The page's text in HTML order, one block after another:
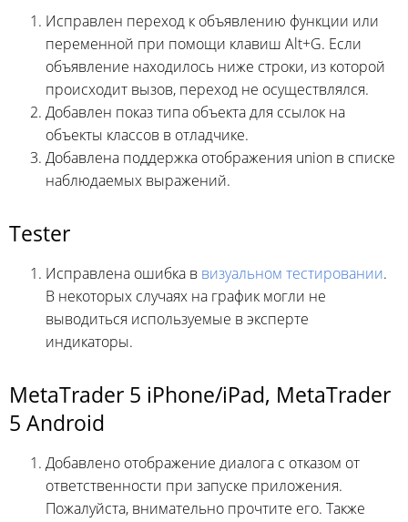
Исправлен переход к объявлению функции или
переменной при помощи клавиш Alt+G. Если
объявление находилось ниже строки, из которой
происходит вызов, переход не осуществлялся.
Добавлен показ типа объекта для ссылок на
объекты классов в отладчике.
Добавлена поддержка отображения union в списке
наблюдаемых выражений.
Tester
Исправлена ошибка в визуальном тестировании.
В некоторых случаях на график могли не
выводиться используемые в эксперте
индикаторы.
MetaTrader 5 iPhone/iPad, MetaTrader
5 Android
Добавлено отображение диалога с отказом от
ответственности при запуске приложения.
Пожалуйста, внимательно прочтите его. Также